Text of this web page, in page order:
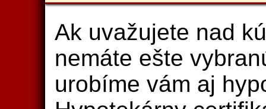
Ak uvažujete nad
nemáte ešte
urobíme vám aj